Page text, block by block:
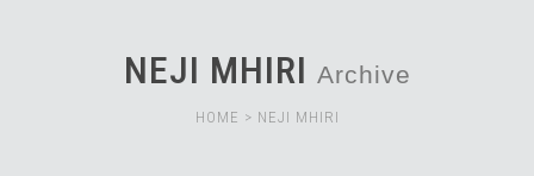
NEJI MHIRI Archive
HOME > NEJI MHIRI